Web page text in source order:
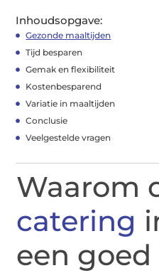
Inhoudsopgave:
Gezonde maaltijden
Tijd besparen
Gemak en flexibiliteit
Kostenbesparend
Variatie in maaltijden
Conclusie
Veelgestelde vragen
Waarom
catering
een goed